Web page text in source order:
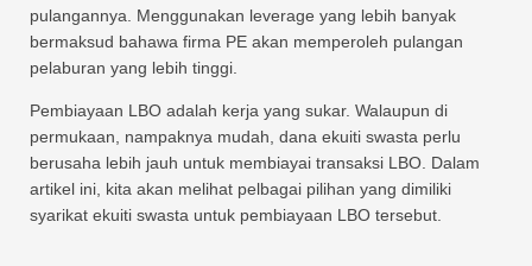
pulangannya. Menggunakan leverage yang lebih banyak
bermaksud bahawa firma PE akan memperoleh pulangan
pelaburan yang lebih tinggi.
Pembiayaan LBO adalah kerja yang sukar. Walaupun di
permukaan, nampaknya mudah, dana ekuiti swasta perlu
berusaha lebih jauh untuk membiayai transaksi LBO. Dalam
artikel ini, kita akan melihat pelbagai pilihan yang dimiliki
syarikat ekuiti swasta untuk pembiayaan LBO tersebut.